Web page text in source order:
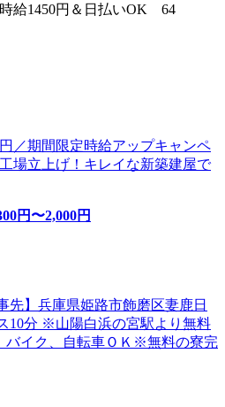
給1450円＆日払いOK 64
／期間限定時給アップキャンペ
場立上げ！キレイな新築建屋で
円〜2,000円
先】兵庫県姫路市飾磨区妻鹿日
10分 ※山陽白浜の宮駅より無料
イク、自転車ＯＫ※無料の寮完